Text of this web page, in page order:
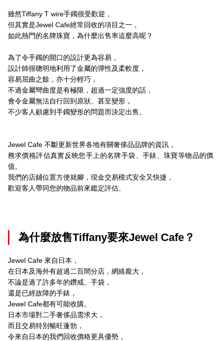
雖然Tiffany T wire手鐲很受歡迎，
但其實是Jewel Cafe經常回收的項目之一，
如此熱門的名牌珠寶，為什麼出售率這麼高呢？
為了令手鐲的開口的設計更為容易，
設計師很聰明地利用了金屬的彈性及柔軟度，
容易屈曲之餘，亦十分輕巧，
不過金屬彎曲度是有極限，超過一定強度的話，
會令金屬無法自行回到原狀、甚至變形，
不少客人顧慮到手鐲變形的問題而決定出售。
Jewel Cafe 不斷更新世界各地有關奢侈品品牌的資訊，
務求價格評估真實反映您手上的名牌手袋、手錶、珠寶等物品的價
值。
我們的店鋪位置方便就腳，現金交易模式安全又快捷，
歡迎客人帶同您的物品前來鑑定評估。
為什麼放售Tiffany要來Jewel Cafe？
Jewel Cafe 來自日本，
在日本及海外有超過二百間分店，網絡龐大，
不論是過了許多年的鑽戒、手袋，
還是已經故障的手錶，
Jewel Cafe都有可能收購。
日本市場對二手奢侈品需求大，
而且交易特別暢旺蓬勃，
令來自日本的我們回收價格更具優勢，